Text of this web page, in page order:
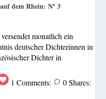
dem Rhein: Nº 3
monatlich ein
deutscher Dichterinnen in
Dichter in
1 Comments: 0 Shares: